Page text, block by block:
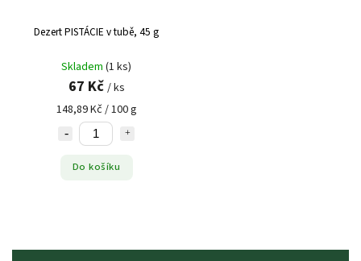
Dezert PISTÁCIE v tubě, 45 g
Skladem (1 ks)
67 Kč / ks
148,89 Kč / 100 g
Do košíku